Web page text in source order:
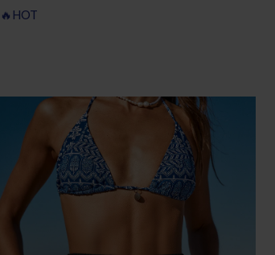
🔥HOT